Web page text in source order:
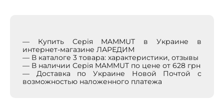
— Купить Серія MAMMUT в Украине в
интернет-магазине ЛАРЕДИМ
— В каталоге 3 товара: характеристики, отзывы
— В наличии Серія MAMMUT по цене от 628 грн
— Доставка по Украине Новой Почтой с
возможностью наложенного платежа